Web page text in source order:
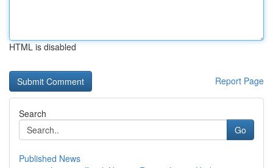
HTML is disabled
Report Page
Search
Go
Published News